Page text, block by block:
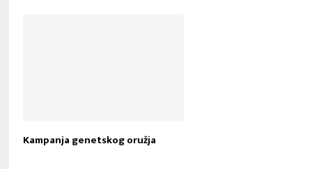
Kampanja genetskog oružja